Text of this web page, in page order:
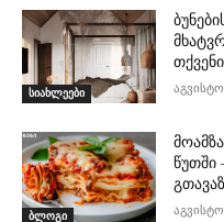
სიახლეები
ბლოგი
წუთში